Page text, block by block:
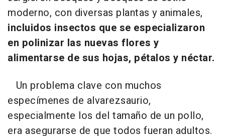
moderno, con diversas plantas y animales,
incluidos insectos que se especializaron
en polinizar las nuevas flores y
alimentarse de sus hojas, pétalos y néctar.
Un problema clave con muchos
especímenes de alvarezsaurio,
especialmente los del tamaño de un pollo,
era asegurarse de que todos fueran adultos.